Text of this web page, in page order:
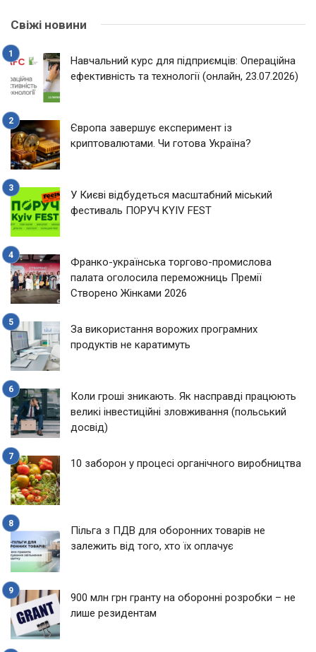
Свіжі новини
Навчальний курс для підприємців: Операційна
ефективність та технології (онлайн, 23.07.2026)
Європа завершує експеримент із
криптовалютами. Чи готова Україна?
У Києві відбудеться масштабний міський
фестиваль ПОРУЧ KYIV FEST
Франко-українська торгово-промислова
палата оголосила переможниць Премії
Створено Жінками 2026
За використання ворожих програмних
продуктів не каратимуть
Коли гроші зникають. Як насправді працюють
великі інвестиційні зловживання (польський
досвід)
10 заборон у процесі органічного виробництва
Пільга з ПДВ для оборонних товарів не
залежить від того, хто їх оплачує
900 млн грн гранту на оборонні розробки – не
лише резидентам